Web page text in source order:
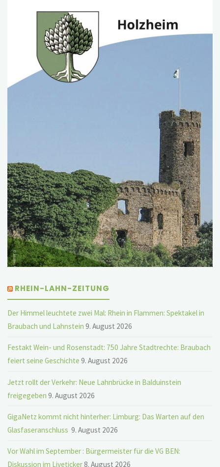
RHEIN-LAHN-ZEITUNG
Der Himmel leuchtete zwei Mal: Rhein in Flammen: Spektakel in
Braubach und Lahnstein 9. August 2026
Festakt Wein- und Rosenstadt: 750 Jahre Stadtrechte: Braubach
feiert seine Geschichte 9. August 2026
Jetzt rollt der Verkehr: Neue Lahnbrücke in Balduinstein
freigegeben 9. August 2026
GigaNetz kommt nicht hinterher: Limburg: Das Warten auf den
Glasfaseranschluss 9. August 2026
Vor Wahl im September : Bürgermeister für die VG BEN:
Diskussion im Liveticker8. August 2026